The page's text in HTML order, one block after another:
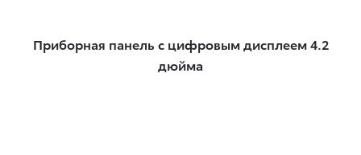
Приборная панель с цифровым дисплеем 4.2
дюйма